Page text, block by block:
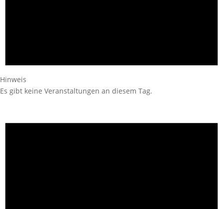
Hinweis
Es gibt keine Veranstaltungen an diesem Tag.